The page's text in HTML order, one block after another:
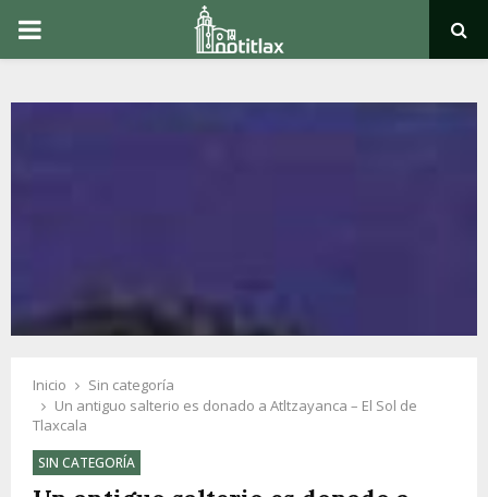
PRIMARY
Inicio
Sin categoría
Un antiguo salterio es donado a Atltzayanca – El Sol de
Tlaxcala
SIN CATEGORÍA